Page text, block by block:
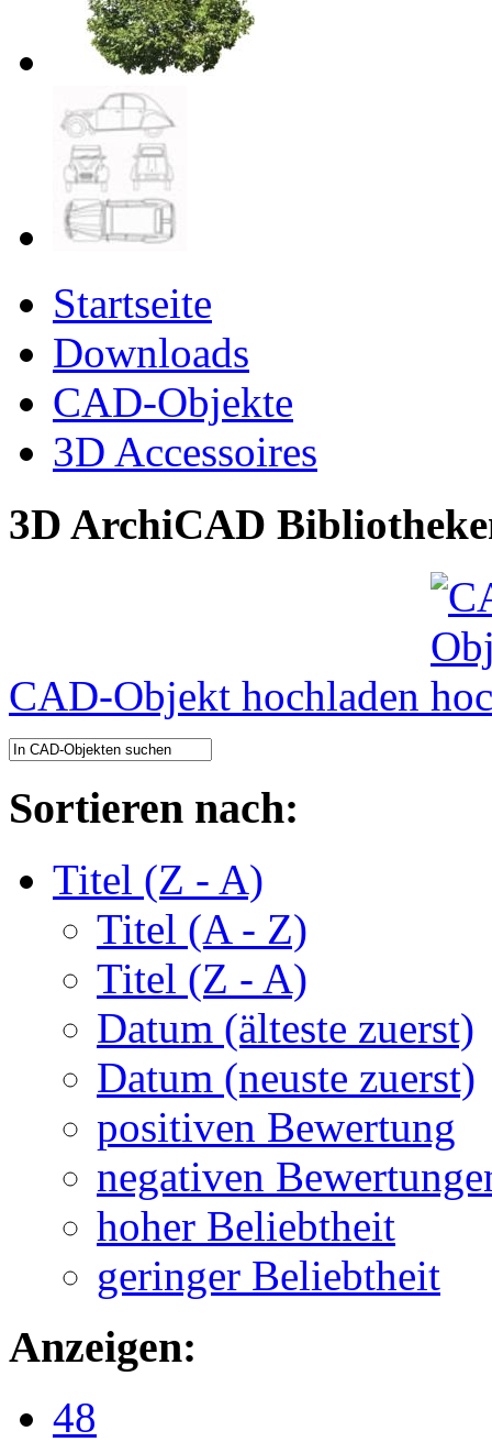
Startseite
Downloads
CAD-Objekte
3D Accessoires
3D ArchiCAD
CAD-Objekt hochladen
Sortieren nach:
Titel (Z - A)
Titel (A - Z)
Titel (Z - A)
Datum (älteste zuerst)
Datum (neuste zuerst)
positiven Bewertung
negativen
hoher Beliebtheit
geringer Beliebtheit
Anzeigen:
48